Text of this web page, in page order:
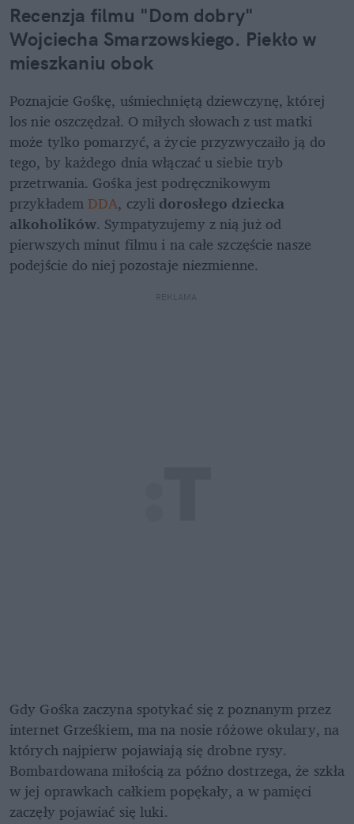
Recenzja filmu "Dom dobry"
Wojciecha Smarzowskiego. Piekło w
mieszkaniu obok
Poznajcie Gośkę, uśmiechniętą dziewczynę, której
los nie oszczędzał. O miłych słowach z ust matki
może tylko pomarzyć, a życie przyzwyczaiło ją do
tego, by każdego dnia włączać u siebie tryb
przetrwania. Gośka jest podręcznikowym
przykładem DDA, czyli dorosłego dziecka
alkoholików. Sympatyzujemy z nią już od
pierwszych minut filmu i na całe szczęście nasze
podejście do niej pozostaje niezmienne.
REKLAMA
Gdy Gośka zaczyna spotykać się z poznanym przez
internet Grześkiem, ma na nosie różowe okulary, na
których najpierw pojawiają się drobne rysy.
Bombardowana miłością za późno dostrzega, że szkła
w jej oprawkach całkiem popękały, a w pamięci
zaczęły pojawiać się luki.